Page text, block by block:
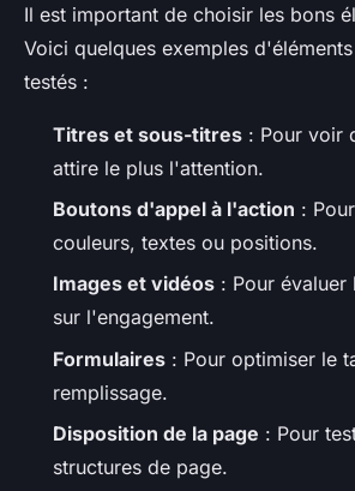
Il est important de choisir les bons
Voici quelques exemples
testés :
Titres et sous-titres : Pour voir
attire le plus l'attention.
Boutons d'appel à l'action :
couleurs, textes ou positions.
Images et vidéos : Pour
sur l'engagement.
Formulaires : Pour optimiser le
remplissage.
Disposition de la page : Pour
structures de page.